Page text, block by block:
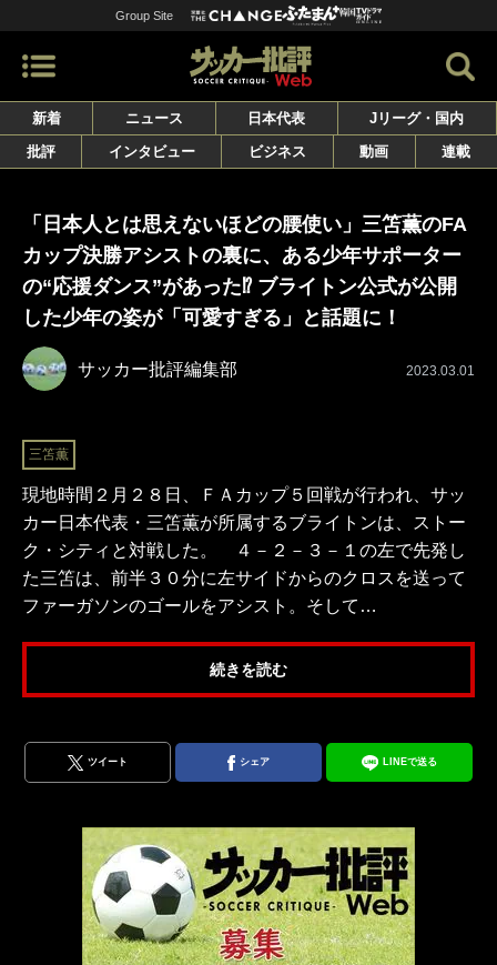
Group Site
新着 ニュース 日本代表
Jリーグ・国内
批評
インタビュー ビジネス 動画 連載
「日本人とは思えないほどの腰使い」三笘薫のFA
カップ決勝アシストの裏に、ある少年サポーター
の“応援ダンス”があった⁉ ブライトン公式が公開
した少年の姿が「可愛すぎる」と話題に！
サッカー批評編集部 2023.03.01
三笘薫
現地時間２月２８日、ＦＡカップ５回戦が行われ、サッ
カー日本代表・三笘薫が所属するブライトンは、ストー
ク・シティと対戦した。 ４－２－３－１の左で先発し
た三笘は、前半３０分に左サイドからのクロスを送って
ファーガソンのゴールをアシスト。そして…
続きを読む
ツイート シェア LINEで送る